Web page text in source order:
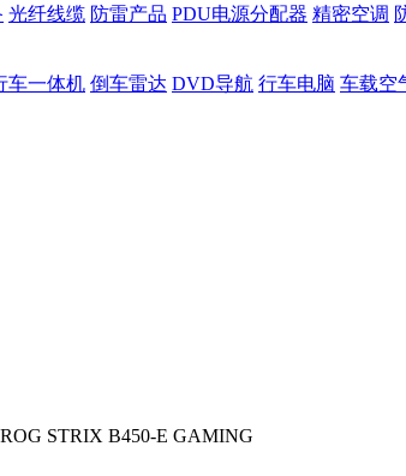
光纤线缆 防雷产品 PDU电源分配器 精密空调
车一体机 倒车雷达 DVD导航 行车电脑 车载空
STRIX B450-E GAMING